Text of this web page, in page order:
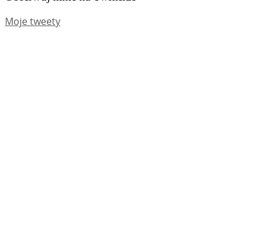
Moje tweety